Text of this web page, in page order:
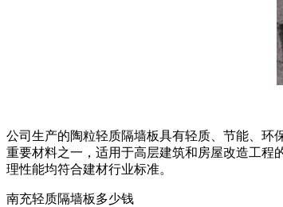
公司生产的陶粒轻质隔墙板具有轻质、节能、环
重要材料之一，适用于高层建筑和房屋改造工程
理性能均符合建材行业标准。
南充轻质隔墙板多少钱